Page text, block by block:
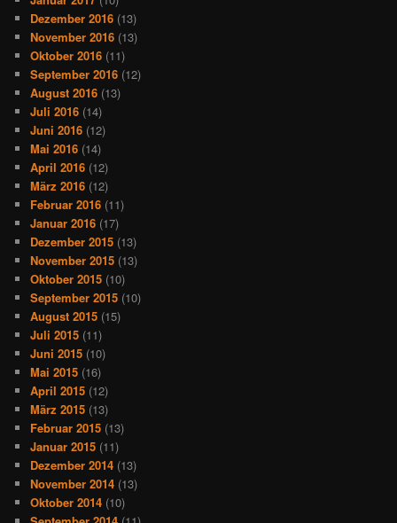
Dezember 2016 (13)
November 2016 (13)
Oktober 2016 (11)
September 2016 (12)
August 2016 (13)
Juli 2016 (14)
Juni 2016 (12)
Mai 2016 (14)
April 2016 (12)
März 2016 (12)
Februar 2016 (11)
Januar 2016 (17)
Dezember 2015 (13)
November 2015 (13)
Oktober 2015 (10)
September 2015 (10)
August 2015 (15)
Juli 2015 (11)
Juni 2015 (10)
Mai 2015 (16)
April 2015 (12)
März 2015 (13)
Februar 2015 (13)
Januar 2015 (11)
Dezember 2014 (13)
November 2014 (13)
Oktober 2014 (10)